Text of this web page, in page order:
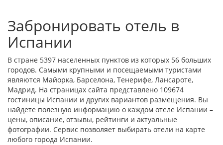
Забронировать отель в
Испании
В стране 5397 населенных пунктов из которых 56 больших
городов. Самыми крупными и посещаемыми туристами
являются Майорка, Барселона, Тенерифе, Лансароте,
Мадрид. На страницах сайта представлено 109674
гостиницы Испании и других вариантов размещения. Вы
найдете полезную информацию о каждом отеле Испании –
цены, описание, отзывы, рейтинги и актуальные
фотографии. Сервис позволяет выбирать отели на карте
любого города Испании.